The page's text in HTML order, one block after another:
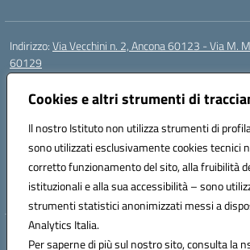
Cookies e altri strumenti di
Il nostro Istituto non utilizza strumenti di
sono utilizzati esclusivamente cookies tecnici
corretto funzionamento del sito, alla fruibilità
istituzionali e alla sua accessibilità – sono
strumenti statistici anonimizzati messi a
Analytics Italia.
Per saperne di più sul nostro sito, consulta la
Indirizzo:Via Vecchini n. 2, Ancona 60123 - Via M.
60129
Centralino:
Posta elettronica certificata (PEC):
Codice fiscale: 93122280428
Codice meccanografico:ANIS01200G
Codice Indice delle Pubbliche Amministrazioni
Codice unico di fatturazione (CUF): UF434M
Hosting & Powered by 3D